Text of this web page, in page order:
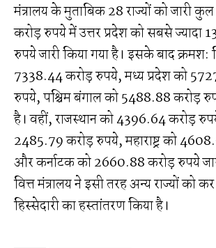
मंत्रालय के मुताबिक 28 राज्यों को जारी
करोड़ रुपये में उत्तर प्रदेश को सबसे ज्यादा
रुपये जारी किया गया है। इसके बाद क्रमश:
7338.44 करोड़ रुपये, मध्य प्रदेश को
रुपये, पश्चिम बंगाल को 5488.88 करोड़
है। वहीं, राजस्थान को 4396.64 करोड़
2485.79 करोड़ रुपये, महाराष्ट्र को
और कर्नाटक को 2660.88 करोड़ रुपये
वित्त मंत्रालय ने इसी तरह अन्य राज्यों को
हिस्सेदारी का हस्तांतरण किया है।